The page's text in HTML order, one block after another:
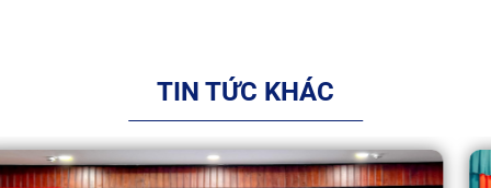
TIN TỨC KHÁC